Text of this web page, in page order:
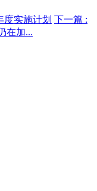
度实施计划 下一篇 :
在加...